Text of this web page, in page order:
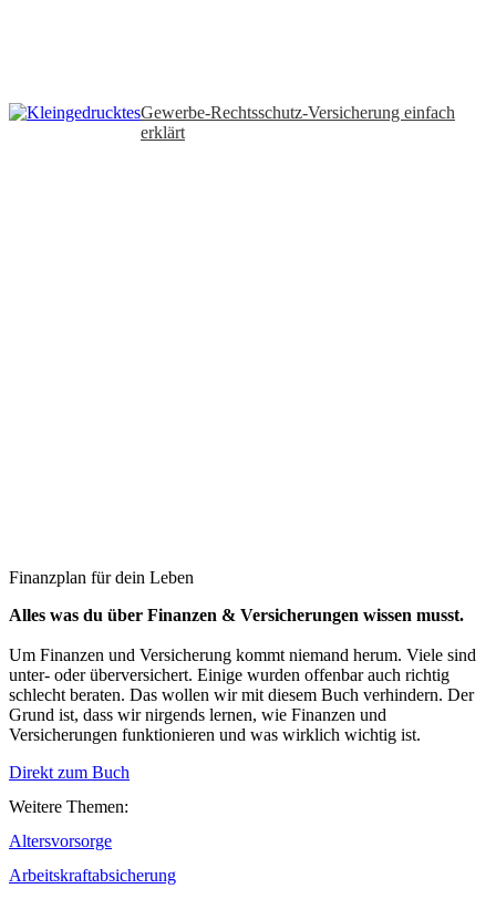
Gewerbe-Rechtsschutz-Versicherung einfach
erklärt
Finanzplan für dein Leben
Alles was du über Finanzen & Versicherungen wissen musst.
Um Finanzen und Versicherung kommt niemand herum. Viele sind
unter- oder überversichert. Einige wurden offenbar auch richtig
schlecht beraten. Das wollen wir mit diesem Buch verhindern. Der
Grund ist, dass wir nirgends lernen, wie Finanzen und
Versicherungen funktionieren und was wirklich wichtig ist.
Direkt zum Buch
Weitere Themen:
Altersvorsorge
Arbeitskraftabsicherung